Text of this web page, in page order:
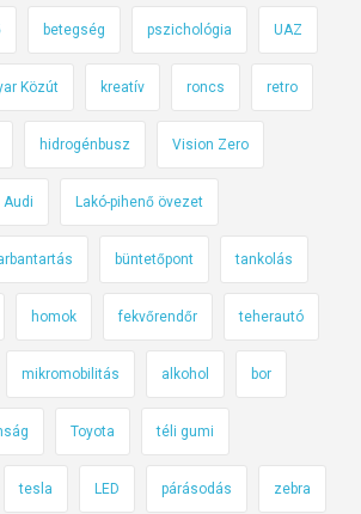
betegség pszichológia UAZ
Közút kreatív roncs retro
hidrogénbusz Vision Zero
Audi Lakó-pihenő övezet
büntetőpont tankolás
homok fekvőrendőr teherautó
mikromobilitás alkohol bor
Toyota téli gumi
tesla LED párásodás zebra